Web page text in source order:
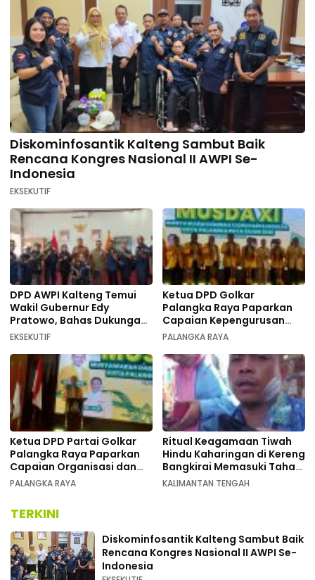
Diskominfosantik Kalteng Sambut Baik
Rencana Kongres Nasional II AWPI Se-
Indonesia
EKSEKUTIF
DPD AWPI Kalteng Temui
Wakil Gubernur Edy
Pratowo, Bahas Dukungan
Kongres Nasional II AWPI di
EKSEKUTIF
Ketua DPD Golkar
Palangka Raya Paparkan
Capaian Kepengurusan
pada Pembukaan Musda XI
PALANGKA RAYA
Ketua DPD Partai Golkar
Palangka Raya Paparkan
Capaian Organisasi dan
Kemenangan Pemilu pada
PALANGKA RAYA
Ritual Keagamaan Tiwah
Hindu Kaharingan di Kereng
Bangkirai Memasuki Tahap
Akhir
KALIMANTAN TENGAH
TERKINI
Diskominfosantik Kalteng Sambut Baik
Rencana Kongres Nasional II AWPI Se-
Indonesia